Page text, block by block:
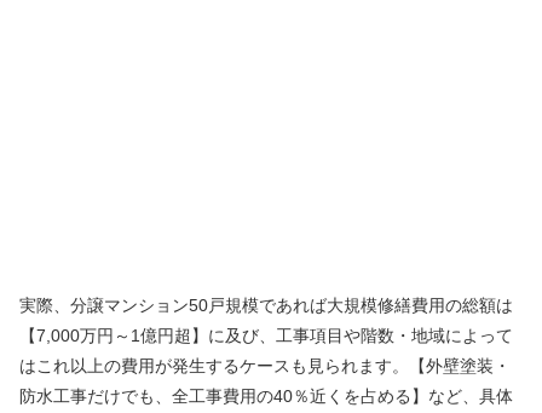
実際、分譲マンション50戸規模であれば大規模修繕費用の総額は
【7,000万円～1億円超】に及び、工事項目や階数・地域によって
はこれ以上の費用が発生するケースも見られます。【外壁塗装・
防水工事だけでも、全工事費用の40％近くを占める】など、具体